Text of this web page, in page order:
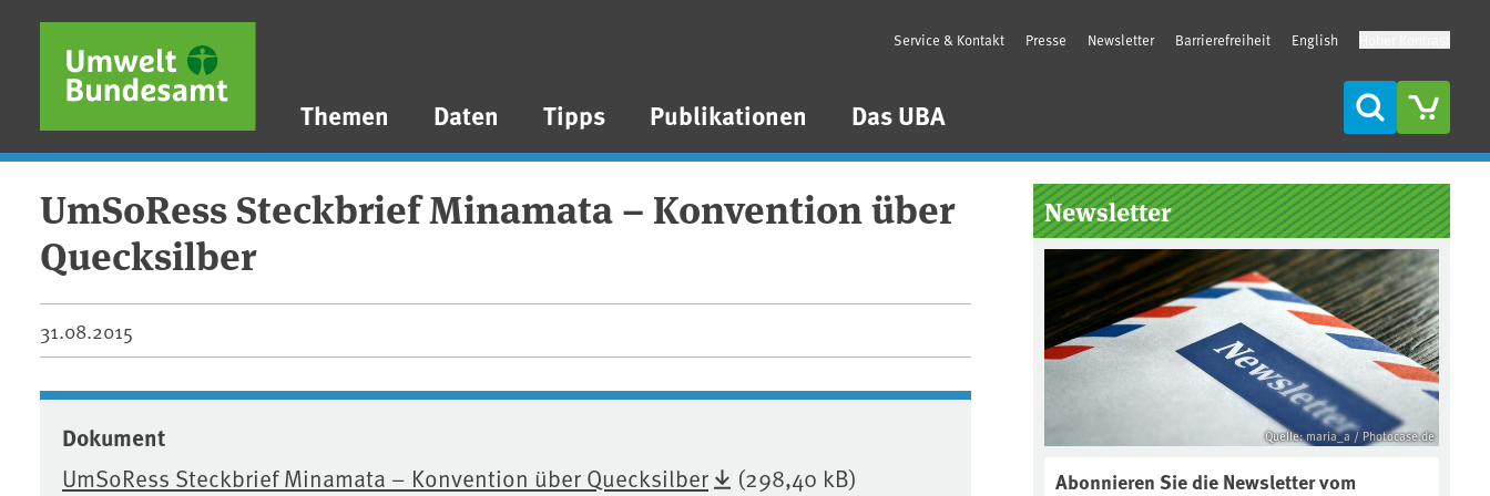
Direkt zum Inhalt
Direkt zum Hauptmenü
Direkt zur Fußzeile
Themen Daten Tipps Publikationen Das UBA
Service & Kontakt Presse Newsletter Barrierefreiheit English
Suche
UmSoRess Steckbrief Minamata – Konvention über
Quecksilber
31.08.2015
Dokument
UmSoRess Steckbrief Minamata – Konvention über Quecksilber (298,40 kB)
Seitenleiste
Newsletter
Quelle: maria_a / Photocase.de
Abonnieren Sie die Newsletter vom